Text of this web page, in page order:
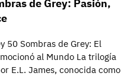
de Grey: Pasión,
50 Sombras de Grey: El
al Mundo La trilogía
E.L. James, conocida como